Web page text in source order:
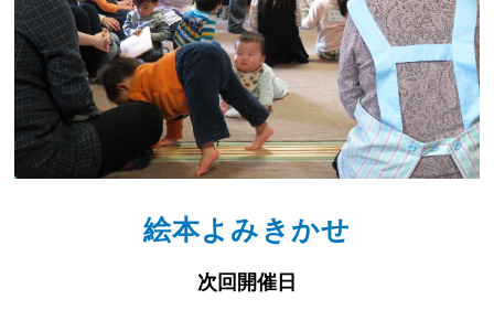
絵本よみきかせ
次回開催日